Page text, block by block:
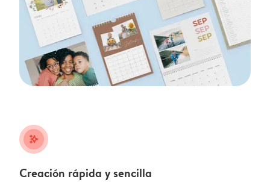
stars_plus
Creación rápida y sencilla